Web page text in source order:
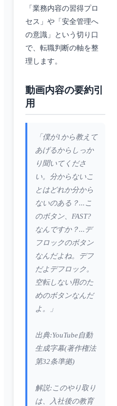
「業務内容の習得プロ
セス」や「安全管理へ
の意識」という切り口
で、転職判断の軸を整
理します。
動画内容の要約引
用
「僕が1から教えて
あげるからしっか
り聞いてくださ
い。分からないこ
とはどれか分から
ないのある？...こ
のボタン、FAST?
なんですか？...デ
フロックのボタン
なんだよね。デフ
だよデフロック。
空転しない用のた
めのボタンなんだ
よ。」
出典:YouTube自動
生成字幕(著作権法
第32条準拠)
解説:このやり取り
は、入社後の教育